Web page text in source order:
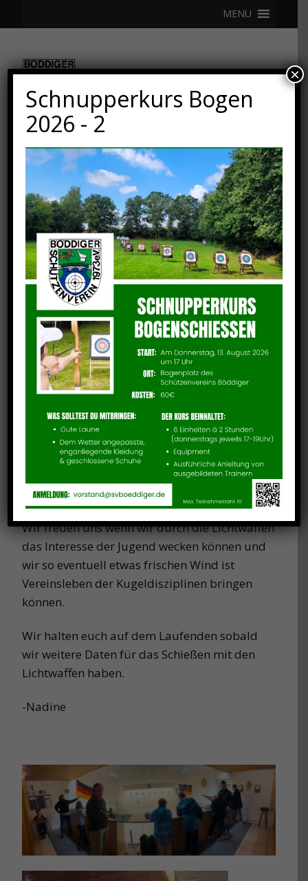
MENU
15. FEBRUAR 2024
Kindertraining
Lichtgewehre/-pistole
Da wir die Lichtwaffen für unser Adlerschießen
reserviert hatten und diese noch bei uns
vorlagen, konnten wir (bzw. Helmut) am 5.
Januar 2024 noch einmal ein Training mit
diesen für Kinder anbieten, aber auch die
So haben also 2 Kinder (12+ Jahre) mit dem
Luftgewehr geschossen, 3 Kinder (U12) mit
den Lichtwaffen sowie 4 Eltern. Helmut war als
Standaufsicht vor Ort.
Wir freuen uns wenn wir durch die Lichtwaffen
das Interesse der Jugend wecken können und
wir so eventuell etwas frischen Wind ist
Vereinsleben der Kugeldisziplinen bringen
können.
Wir halten euch auf dem Laufenden sobald
wir weitere Daten für das Schießen mit den
Lichtwaffen haben.
-Nadine
Schnupperkurs Bogen
2026 - 2
×